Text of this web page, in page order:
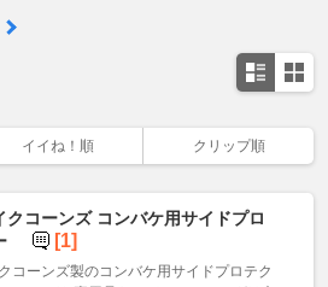
イイね！順 クリップ順
クコーンズ コンバケ用サイドプロ
[1]
コーンズ製のコンバケ用サイドプロテク